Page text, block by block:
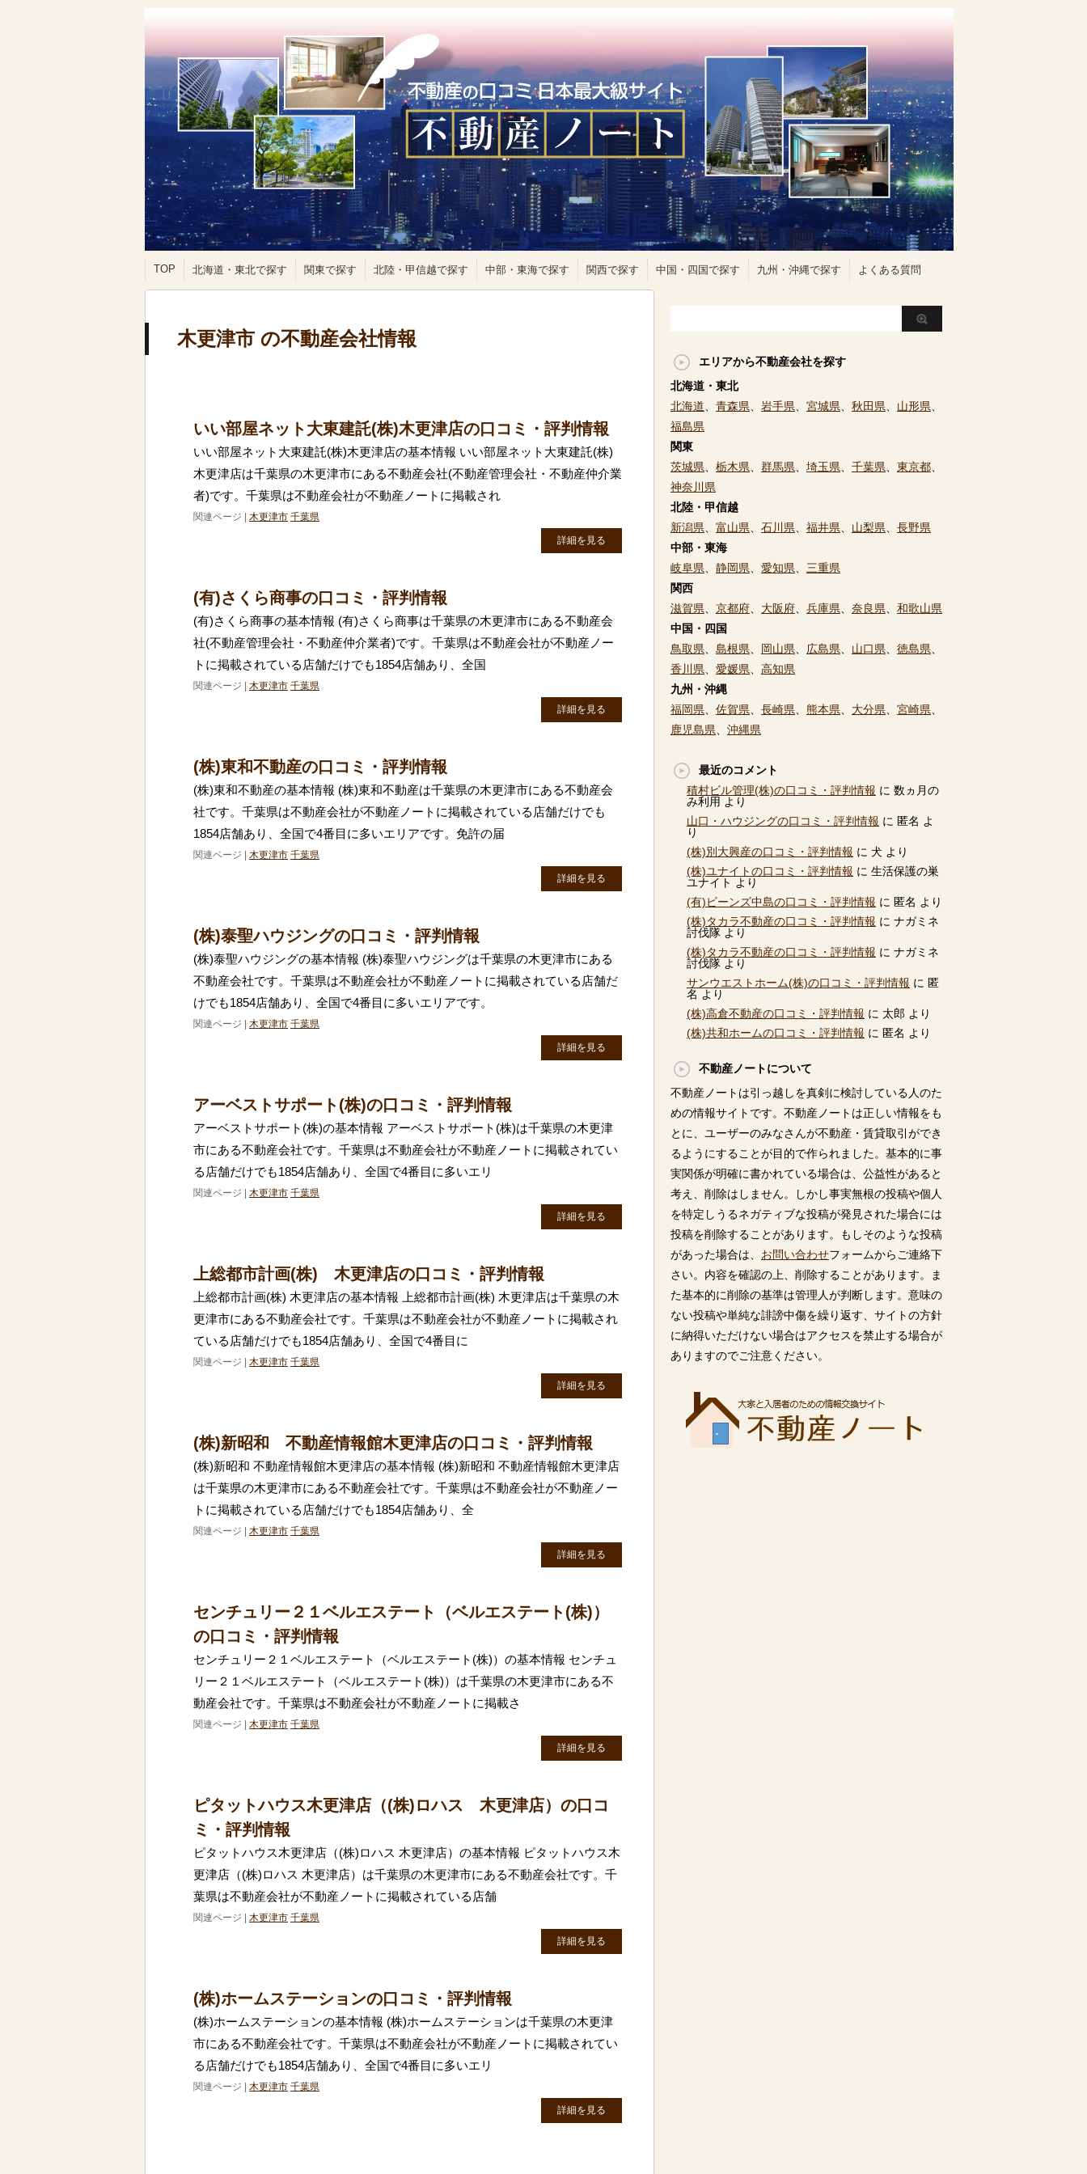
TOP 北海道・東北で探す 関東で探す 北陸・甲信越で探す 中部・東海で探す 関西で探す 中国・四国で探す 九州・沖縄で探す よくある質問
木更津市 の不動産会社情報
いい部屋ネット大東建託(株)木更津店の口コミ・評判情報
いい部屋ネット大東建託(株)木更津店の基本情報 いい部屋ネット大東建託(株)
木更津店は千葉県の木更津市にある不動産会社(不動産管理会社・不動産仲介業
者)です。千葉県は不動産会社が不動産ノートに掲載され
関連ページ | 木更津市 千葉県
詳細を見る
(有)さくら商事の口コミ・評判情報
(有)さくら商事の基本情報 (有)さくら商事は千葉県の木更津市にある不動産会
社(不動産管理会社・不動産仲介業者)です。千葉県は不動産会社が不動産ノー
トに掲載されている店舗だけでも1854店舗あり、全国
関連ページ | 木更津市 千葉県
詳細を見る
(株)東和不動産の口コミ・評判情報
(株)東和不動産の基本情報 (株)東和不動産は千葉県の木更津市にある不動産会
社です。千葉県は不動産会社が不動産ノートに掲載されている店舗だけでも
1854店舗あり、全国で4番目に多いエリアです。免許の届
関連ページ | 木更津市 千葉県
詳細を見る
(株)泰聖ハウジングの口コミ・評判情報
(株)泰聖ハウジングの基本情報 (株)泰聖ハウジングは千葉県の木更津市にある
不動産会社です。千葉県は不動産会社が不動産ノートに掲載されている店舗だ
けでも1854店舗あり、全国で4番目に多いエリアです。
関連ページ | 木更津市 千葉県
詳細を見る
アーベストサポート(株)の口コミ・評判情報
アーベストサポート(株)の基本情報 アーベストサポート(株)は千葉県の木更津
市にある不動産会社です。千葉県は不動産会社が不動産ノートに掲載されてい
る店舗だけでも1854店舗あり、全国で4番目に多いエリ
関連ページ | 木更津市 千葉県
詳細を見る
上総都市計画(株) 木更津店の口コミ・評判情報
上総都市計画(株) 木更津店の基本情報 上総都市計画(株) 木更津店は千葉県の木
更津市にある不動産会社です。千葉県は不動産会社が不動産ノートに掲載され
ている店舗だけでも1854店舗あり、全国で4番目に
関連ページ | 木更津市 千葉県
詳細を見る
(株)新昭和 不動産情報館木更津店の口コミ・評判情報
(株)新昭和 不動産情報館木更津店の基本情報 (株)新昭和 不動産情報館木更津店
は千葉県の木更津市にある不動産会社です。千葉県は不動産会社が不動産ノー
トに掲載されている店舗だけでも1854店舗あり、全
関連ページ | 木更津市 千葉県
詳細を見る
センチュリー２１ベルエステート（ベルエステート(株)）
の口コミ・評判情報
センチュリー２１ベルエステート（ベルエステート(株)）の基本情報 センチュ
リー２１ベルエステート（ベルエステート(株)）は千葉県の木更津市にある不
動産会社です。千葉県は不動産会社が不動産ノートに掲載さ
関連ページ | 木更津市 千葉県
詳細を見る
ピタットハウス木更津店（(株)ロハス 木更津店）の口コ
ミ・評判情報
ピタットハウス木更津店（(株)ロハス 木更津店）の基本情報 ピタットハウス木
更津店（(株)ロハス 木更津店）は千葉県の木更津市にある不動産会社です。千
葉県は不動産会社が不動産ノートに掲載されている店舗
関連ページ | 木更津市 千葉県
詳細を見る
(株)ホームステーションの口コミ・評判情報
(株)ホームステーションの基本情報 (株)ホームステーションは千葉県の木更津
市にある不動産会社です。千葉県は不動産会社が不動産ノートに掲載されてい
る店舗だけでも1854店舗あり、全国で4番目に多いエリ
関連ページ | 木更津市 千葉県
詳細を見る
エリアから不動産会社を探す
北海道・東北
北海道
青森県 岩手県 宮城県 秋田県 山形県
福島県
関東
茨城県
栃木県 群馬県 埼玉県 千葉県 東京都
神奈川県
北陸・甲信越
新潟県
富山県 石川県 福井県 山梨県
長野県
中部・東海
岐阜県
静岡県 愛知県
三重県
関西
滋賀県
京都府 大阪府 兵庫県 奈良県
和歌山県
中国・四国
鳥取県
島根県 岡山県 広島県 山口県 徳島県
香川県
愛媛県
高知県
九州・沖縄
福岡県
佐賀県 長崎県 熊本県 大分県 宮崎県
鹿児島県
沖縄県
最近のコメント
積村ビル管理(株)の口コミ・評判情報 に 数ヵ月の
み利用 より
山口・ハウジングの口コミ・評判情報 に 匿名 よ
り
(株)別大興産の口コミ・評判情報 に 犬 より
(株)ユナイトの口コミ・評判情報 に 生活保護の巣
ユナイト より
(有)ビーンズ中島の口コミ・評判情報 に 匿名 より
(株)タカラ不動産の口コミ・評判情報 に ナガミネ
討伐隊 より
(株)タカラ不動産の口コミ・評判情報 に ナガミネ
討伐隊 より
サンウエストホーム(株)の口コミ・評判情報 に 匿
名 より
(株)高倉不動産の口コミ・評判情報 に 太郎 より
(株)共和ホームの口コミ・評判情報 に 匿名 より
不動産ノートについて
不動産ノートは引っ越しを真剣に検討している人のた
めの情報サイトです。不動産ノートは正しい情報をも
とに、ユーザーのみなさんが不動産・賃貸取引ができ
るようにすることが目的で作られました。基本的に事
実関係が明確に書かれている場合は、公益性があると
考え、削除はしません。しかし事実無根の投稿や個人
を特定しうるネガティブな投稿が発見された場合には
投稿を削除することがあります。もしそのような投稿
があった場合は、 お問い合わせフォームからご連絡下
さい。内容を確認の上、削除することがあります。ま
た基本的に削除の基準は管理人が判断します。意味の
ない投稿や単純な誹謗中傷を繰り返す、サイトの方針
に納得いただけない場合はアクセスを禁止する場合が
ありますのでご注意ください。